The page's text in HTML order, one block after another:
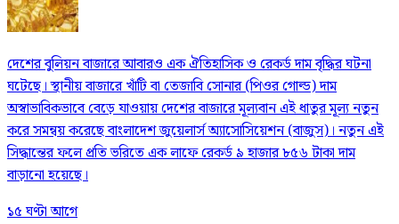
দেশের বুলিয়ন বাজারে আবারও এক ঐতিহাসিক ও রেকর্ড দাম বৃদ্ধির ঘটনা
ঘটেছে। স্থানীয় বাজারে খাঁটি বা তেজাবি সোনার (পিওর গোল্ড) দাম
অস্বাভাবিকভাবে বেড়ে যাওয়ায় দেশের বাজারে মূল্যবান এই ধাতুর মূল্য নতুন
করে সমন্বয় করেছে বাংলাদেশ জুয়েলার্স অ্যাসোসিয়েশন (বাজুস)। নতুন এই
সিদ্ধান্তের ফলে প্রতি ভরিতে এক লাফে রেকর্ড ৯ হাজার ৮৫৬ টাকা দাম
বাড়ানো হয়েছে।
১৫ ঘণ্টা আগে